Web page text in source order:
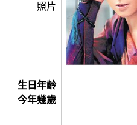
照片
生日年齡
今年幾歲